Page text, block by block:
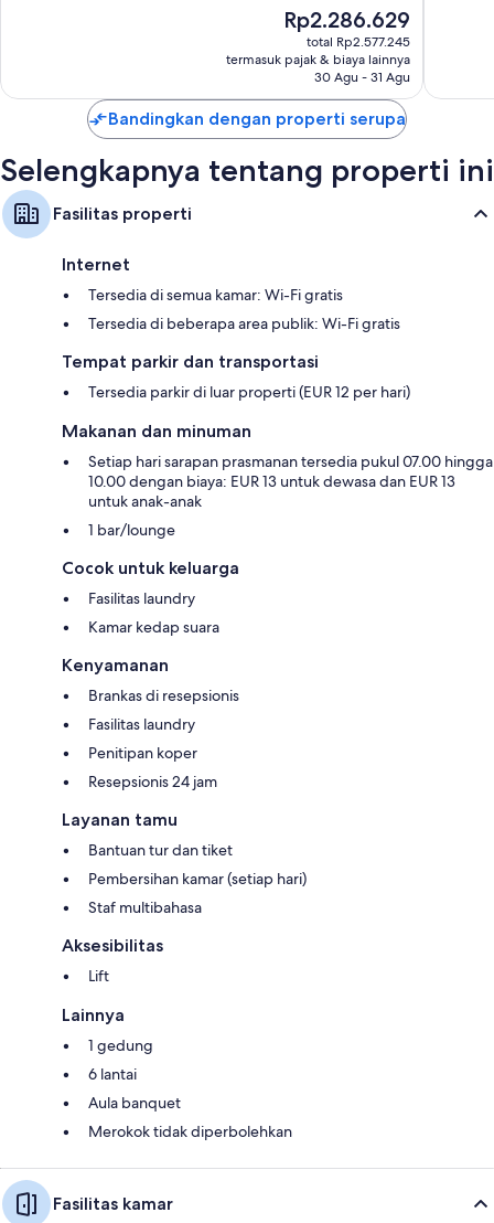
Harga
sekarang
Rp2.286.629
Rp2.286.629
total Rp2.577.245
termasuk pajak & biaya lainnya
30 Agu - 31 Agu
Bandingkan dengan properti serupa
Selengkapnya tentang properti ini
Fasilitas properti
Internet
Tersedia di semua kamar: Wi-Fi gratis
Tersedia di beberapa area publik: Wi-Fi gratis
Tempat parkir dan transportasi
Tersedia parkir di luar properti (EUR 12 per hari)
Makanan dan minuman
Setiap hari sarapan prasmanan tersedia pukul 07.00 hingga
10.00 dengan biaya: EUR 13 untuk dewasa dan EUR 13
untuk anak-anak
1 bar/lounge
Cocok untuk keluarga
Fasilitas laundry
Kamar kedap suara
Kenyamanan
Brankas di resepsionis
Fasilitas laundry
Penitipan koper
Resepsionis 24 jam
Layanan tamu
Bantuan tur dan tiket
Pembersihan kamar (setiap hari)
Staf multibahasa
Aksesibilitas
Lift
Lainnya
1 gedung
6 lantai
Aula banquet
Merokok tidak diperbolehkan
Fasilitas kamar